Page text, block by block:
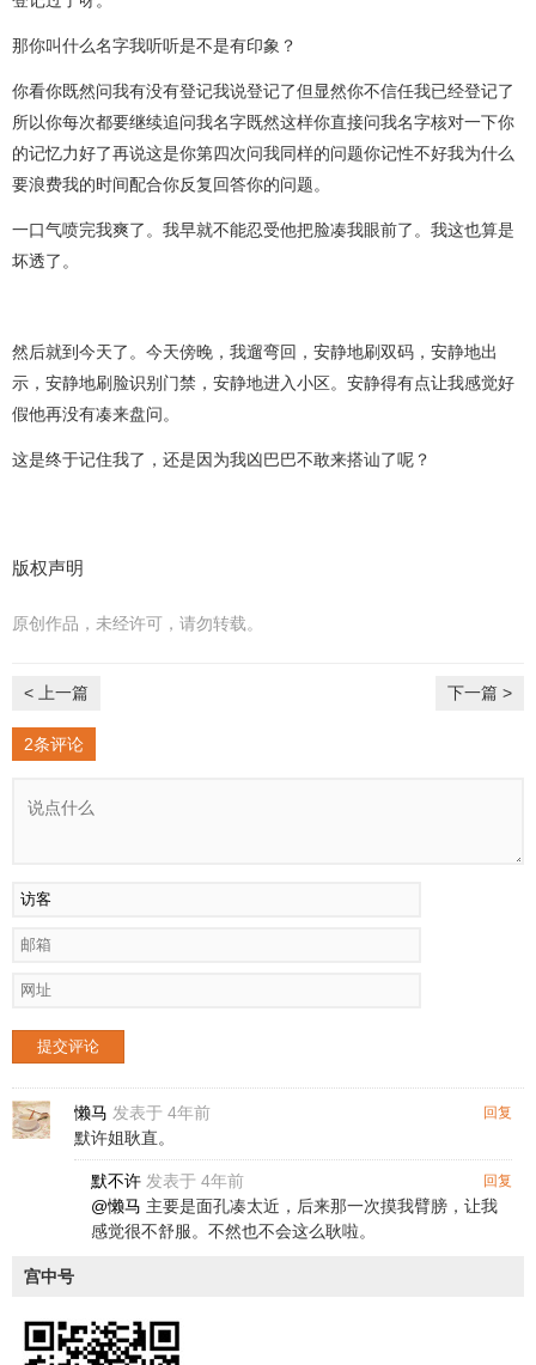
那你叫什么名字我听听是不是有印象？
你看你既然问我有没有登记我说登记了但显然你不信任我已经登记了
所以你每次都要继续追问我名字既然这样你直接问我名字核对一下你
的记忆力好了再说这是你第四次问我同样的问题你记性不好我为什么
要浪费我的时间配合你反复回答你的问题。
一口气喷完我爽了。我早就不能忍受他把脸凑我眼前了。我这也算是
坏透了。
然后就到今天了。今天傍晚，我遛弯回，安静地刷双码，安静地出
示，安静地刷脸识别门禁，安静地进入小区。安静得有点让我感觉好
假他再没有凑来盘问。
这是终于记住我了，还是因为我凶巴巴不敢来搭讪了呢？
版权声明
原创作品，未经许可，请勿转载。
< 上一篇 下一篇 >
2条评论
提交评论
懒马 发表于 4年前 回复
默许姐耿直。
默不许 发表于 4年前 回复
@懒马 主要是面孔凑太近，后来那一次摸我臂膀，让我
感觉很不舒服。不然也不会这么耿啦。
宫中号